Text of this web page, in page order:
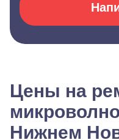
Цены на
Нижнем